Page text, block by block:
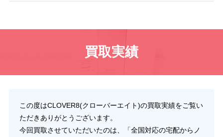
買取実績
この度はCLOVER8(クローバーエイト)の買取実績をご覧い
ただきありがとうございます。
今回買取させていただいたのは、「全国対応の宅配からノ